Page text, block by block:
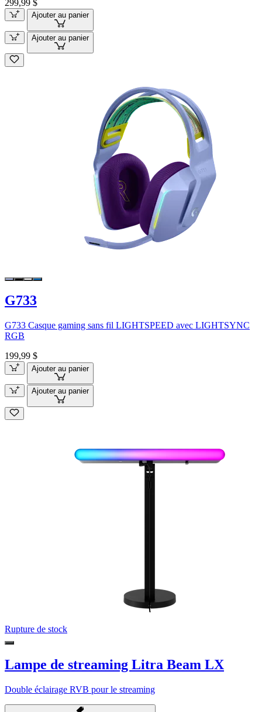
299,99 $
Ajouter au panier
Ajouter au panier
G733
G733 Casque gaming sans fil LIGHTSPEED avec LIGHTSYNC
RGB
199,99 $
Ajouter au panier
Ajouter au panier
Rupture de stock
Lampe de streaming Litra Beam LX
Double éclairage RVB pour le streaming